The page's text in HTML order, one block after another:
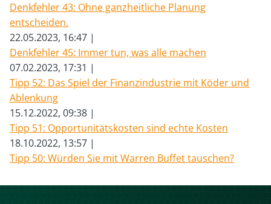
Denkfehler 43: Ohne ganzheitliche Planung
entscheiden.
22.05.2023, 16:47
Denkfehler 45: Immer tun, was alle machen
07.02.2023, 17:31
Tipp 52: Das Spiel der Finanzindustrie mit Köder und
Ablenkung
15.12.2022, 09:38
Tipp 51: Opportunitätskosten sind echte Kosten
18.10.2022, 13:57
Tipp 50: Würden Sie mit Warren Buffet tauschen?